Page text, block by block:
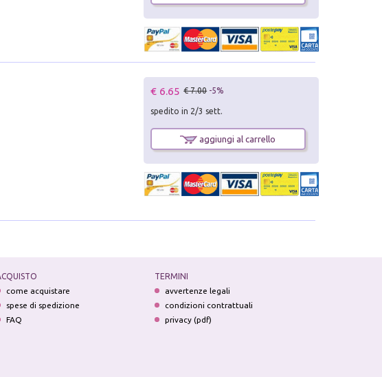
€ 6.65 € 7.00 -5%
spedito in 2/3 sett.
aggiungi al carrello
come acquistare
spese di spedizione
FAQ
TERMINI
avvertenze legali
condizioni contrattuali
privacy (pdf)